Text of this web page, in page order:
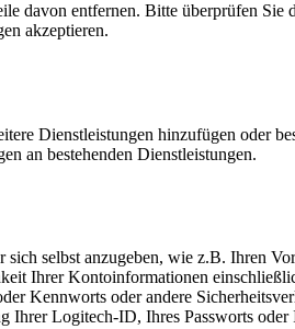
davon entfernen. Bitte überprüfen
akzeptieren.
Dienstleistungen hinzufügen oder
an bestehenden Dienstleistungen.
selbst anzugeben, wie z.B. Ihren
Ihrer Kontoinformationen
Kennworts oder andere
Logitech-ID, Ihres Passworts oder